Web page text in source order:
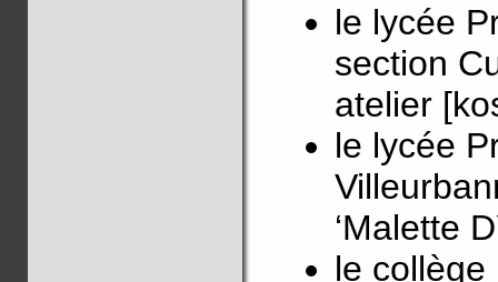
le lycée
section
atelier
le lycée
‘Malette
le collège